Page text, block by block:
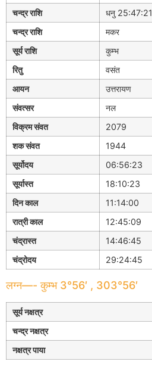
चन्द्र राशि
धनु 25:47:21
चन्द्र राशि
मकर
सूर्य राशि
कुम्भ
रितु
वसंत
आयन
उत्तरायण
संवत्सर
नल
विक्रम संवत
2079
शक संवत
1944
सूर्योदय
06:56:23
सूर्यास्त
18:10:23
दिन काल
11:14:00
रात्री काल
12:45:09
चंद्रास्त
14:46:45
चंद्रोदय
29:24:45
लग्न—- कुम्भ 3°56′ , 303°56′
सूर्य नक्षत्र
चन्द्र नक्षत्र
नक्षत्र पाया